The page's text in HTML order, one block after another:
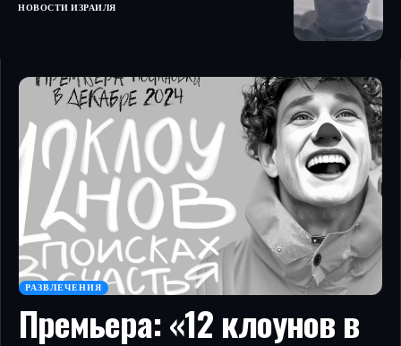
НОВОСТИ ИЗРАИЛЯ
РАЗВЛЕЧЕНИЯ
Премьера: «12 клоунов в